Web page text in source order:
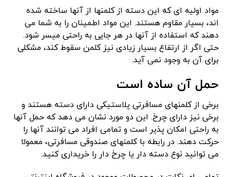
مواد اولیه ای که این دسته از کلمنها از آنها ساخته شده
اند، بسیار مقاوم هستند. این مواد اطمینان را به شما می
دهند که استفاده از آنها در هر جایی به راحتی میسر شود.
حتی اگر از ارتفاع بسیار زیادی نیز کلمن سقوط کند، مشکلی
برای آن به وجود نمی آید.
حمل آن ساده است
برخی از کلمنهای مسافرتی پلاستیکی دارای دسته هستند و
برخی نیز دارای چرخ. این دو مورد نشان می دهد که حمل آنها
به راحتی امکان پذیر است و تمامی افراد می توانند آنها را
حرکت دهند. در رابطه با کلمنهای صندوقی مسافرتی، معمولا
می توانید نوع دسته دار یا چرخ دار را خریداری کنید.